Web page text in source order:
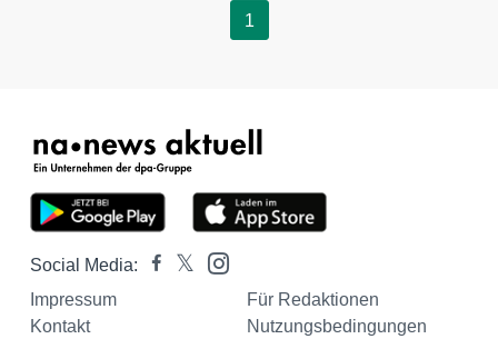
1
Social Media:
Impressum
Für Redaktionen
Kontakt
Nutzungsbedingungen